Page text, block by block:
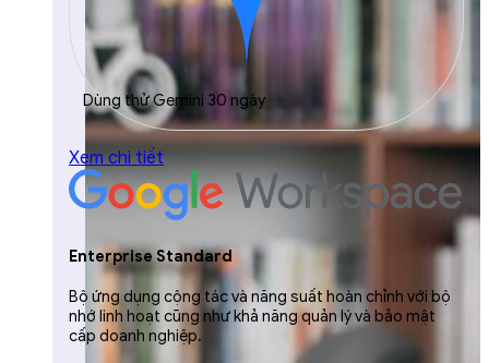
Dùng thử Gemini 30 ngày
Xem chi tiết
Enterprise Standard
Bộ ứng dụng cộng tác và năng suất hoàn chỉnh với bộ
nhớ linh hoạt cũng như khả năng quản lý và bảo mật
cấp doanh nghiệp.